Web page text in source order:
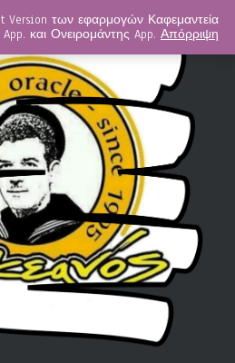
των εφαρμογών Καφεμαντεία
και Ονειρομάντης App. Απόρριψη